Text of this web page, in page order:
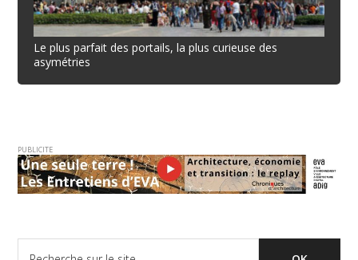
Le plus parfait des portails, la plus curieuse des
asymétries
PUBLICITE